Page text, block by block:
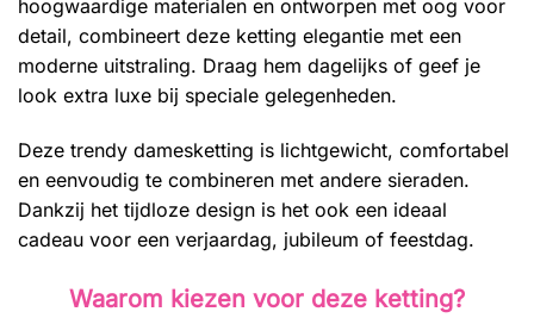
hoogwaardige materialen en ontworpen met oog voor
detail, combineert deze ketting elegantie met een
moderne uitstraling. Draag hem dagelijks of geef je
look extra luxe bij speciale gelegenheden.
Deze trendy damesketting is lichtgewicht, comfortabel
en eenvoudig te combineren met andere sieraden.
Dankzij het tijdloze design is het ook een ideaal
cadeau voor een verjaardag, jubileum of feestdag.
Waarom kiezen voor deze ketting?